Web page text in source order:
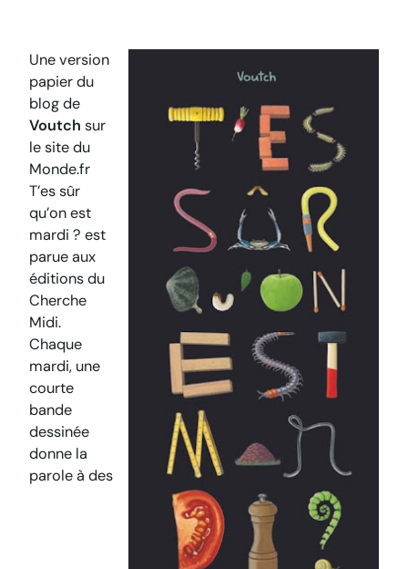
Une version
papier du
blog de
Voutch sur
le site du
Monde.fr
T’es sûr
qu’on est
mardi ? est
parue aux
éditions du
Cherche
Midi.
Chaque
mardi, une
courte
bande
dessinée
donne la
parole à des